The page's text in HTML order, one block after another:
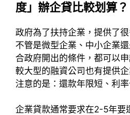
度」辦企貸比較划算？
政府為了扶持企業，提供了
不管是微型企業、中小企業
合政府開出的條件，都可以
較大型的融資公司也有提供
注意的是：還款年限短、利率
企業貸款通常要求在2-5年要